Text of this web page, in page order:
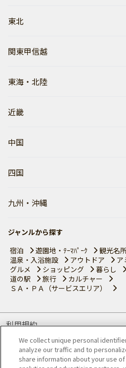
東北
関東甲信越
東海・北陸
近畿
中国
四国
九州・沖縄
ジャンルから探す
宿泊
遊園地・ﾃｰﾏﾊﾟｰｸ 観光名
温泉・入浴施設
アウトドア
ア
グルメ
ショッピング 暮らし
道の駅
旅行
カルチャー
ＳＡ・ＰＡ（サービスエリア）
利用規約
個人情報の取り扱いについて
We collect unique personal
analyze our traffic and to
share information about your use